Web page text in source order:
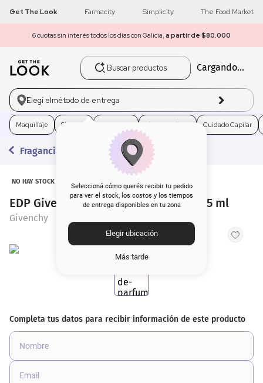
Get The Look Farmacity Simplicity The Food Market
6 cuotas sin interés todos los días con Galicia, a partir de $80.000
Buscar productos
Cargando...
Elegí elmétodo de entrega
Seleccioná cómo querés recibir tu pedido
para ver el stock, los costos y los tiempos
de entrega disponibles en tu zona
Elegir ubicación
Más tarde
Maquillaje Skincare Electro Belleza Cuidado Capilar
Fragancias
NO HAY STOCK
EDP Givenchy Dahlia Divin Nectar x 75 ml
Givenchy
1 get the look
2 máscara pestañas
loreal
4. brochas
5. corrector
6. rubor
10. cher